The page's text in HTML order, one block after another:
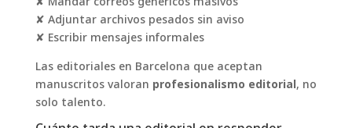
✘ Adjuntar archivos pesados sin aviso
✘ Escribir mensajes informales
Las editoriales en Barcelona que aceptan
manuscritos valoranprofesionalismo editorial, no
solo talento.